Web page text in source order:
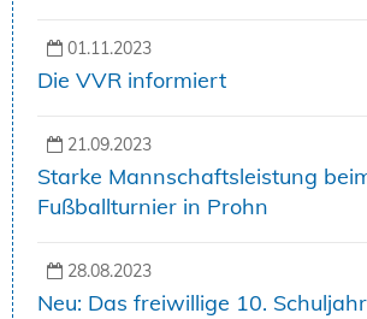
01.11.2023
Die VVR informiert
21.09.2023
Starke Mannschaftsleistung
Fußballturnier in Prohn
28.08.2023
Neu: Das freiwillige 10. Schuljahr